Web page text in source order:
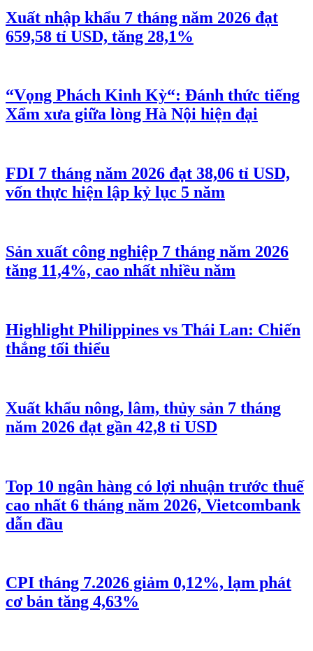
Xuất nhập khẩu 7 tháng năm 2026 đạt
659,58 tỉ USD, tăng 28,1%
“Vọng Phách Kinh Kỳ“: Đánh thức tiếng
Xẩm xưa giữa lòng Hà Nội hiện đại
FDI 7 tháng năm 2026 đạt 38,06 tỉ USD,
vốn thực hiện lập kỷ lục 5 năm
Sản xuất công nghiệp 7 tháng năm 2026
tăng 11,4%, cao nhất nhiều năm
Highlight Philippines vs Thái Lan: Chiến
thắng tối thiểu
Xuất khẩu nông, lâm, thủy sản 7 tháng
năm 2026 đạt gần 42,8 tỉ USD
Top 10 ngân hàng có lợi nhuận trước thuế
cao nhất 6 tháng năm 2026, Vietcombank
dẫn đầu
CPI tháng 7.2026 giảm 0,12%, lạm phát
cơ bản tăng 4,63%